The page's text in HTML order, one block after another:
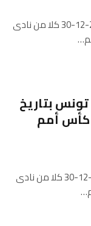
تفاصيل مباراة أوغندا و نيجيريا يلتقى اليوم 2025-12-30 كلا من نادى
بتاريخ
كأس أمم
تفاصيل مباراة تنزانيا و تونس يلتقى اليوم 2025-12-30 كلا من نادى